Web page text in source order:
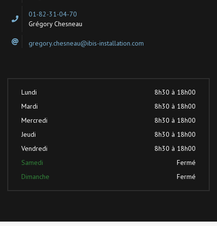
01-82-31-04-70
Grégory Chesneau
gregory.chesneau@ibis-installation.com
Lundi
8h30 à 18h00
Mardi
8h30 à 18h00
Mercredi
8h30 à 18h00
Jeudi
8h30 à 18h00
Vendredi
8h30 à 18h00
Samedi
Fermé
Dimanche
Fermé